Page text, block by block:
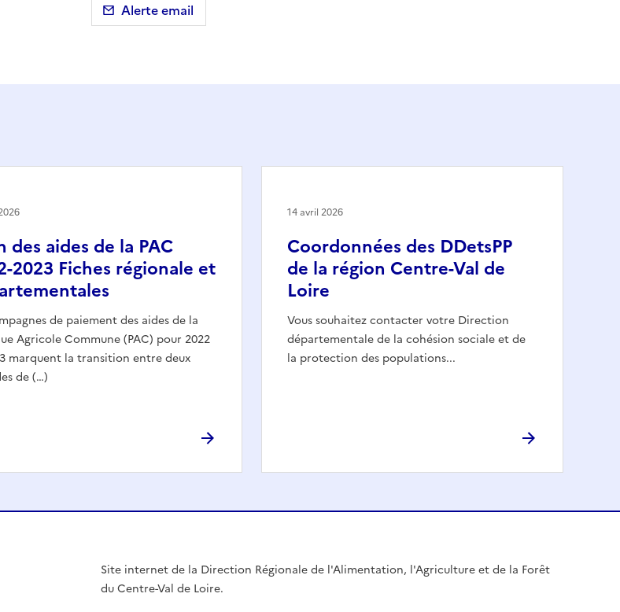
Twitter)
emaildans le presse-papierAlerte email
des aides de la PAC
2023 Fiches régionale et
de paiement des aides de la
Agricole Commune (PAC) pour 2022
marquent la transition entre deux
de (…)
Coordonnées des DDetsPP
de la région Centre-Val de
Loire
Vous souhaitez contacter votre Direction
départementale de la cohésion sociale et de
la protection des populations...
14 avril 2026
Site internet de la Direction Régionale de l'Alimentation, l'Agriculture et de la Forêt
du Centre-Val de Loire.